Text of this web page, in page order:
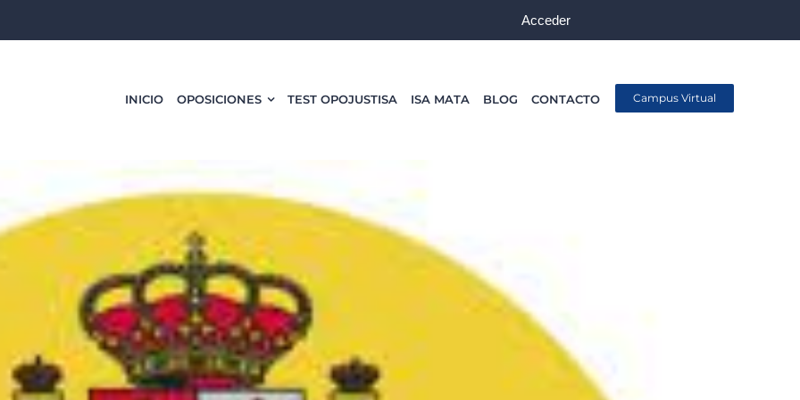
Acceder
INICIO OPOSICIONES TEST OPOJUSTISA ISA MATA BLOG CONTACTO Campus Virtual